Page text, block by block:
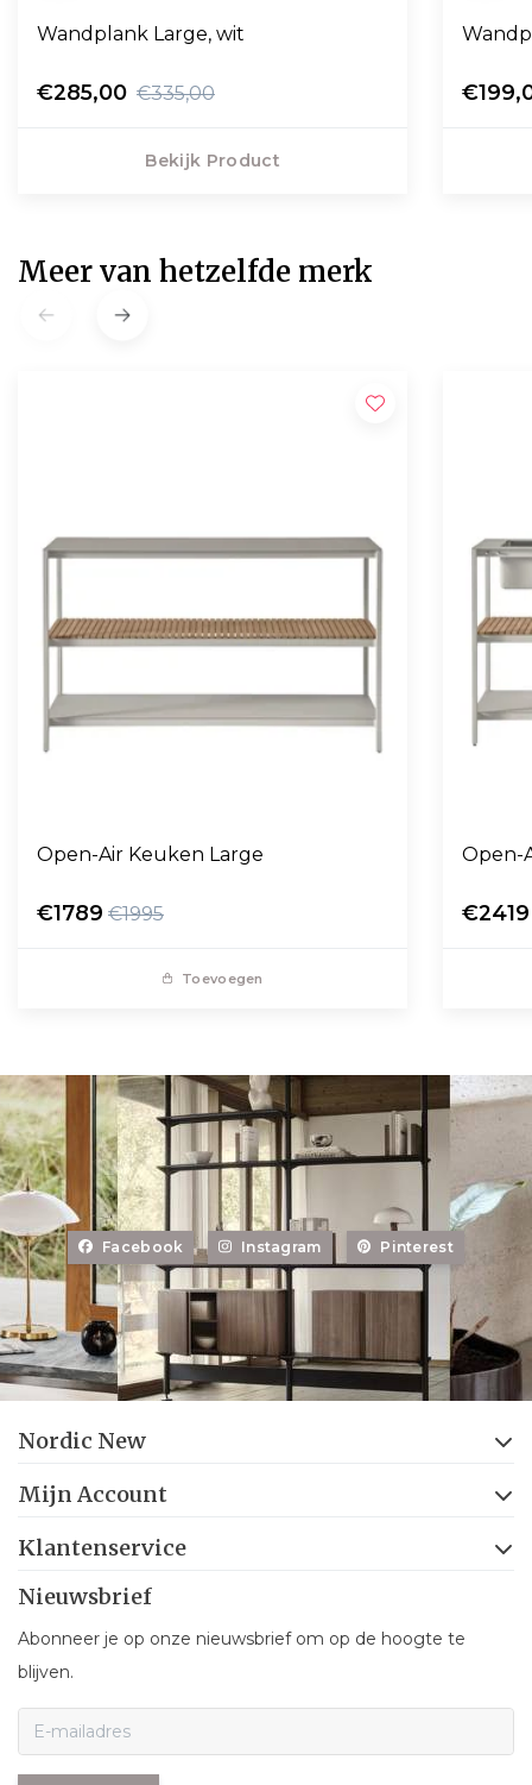
Wandplank Large, wit
€285,00 €335,00
Bekijk Product
Meer van hetzelfde merk
Open-Air Keuken Large
€1789 €1995
Toevoegen
Open-
€2419
Facebook Instagram Pinterest
Nordic New
Mijn Account
Klantenservice
Nieuwsbrief
Abonneer je op onze nieuwsbrief om op de hoogte te
blijven.